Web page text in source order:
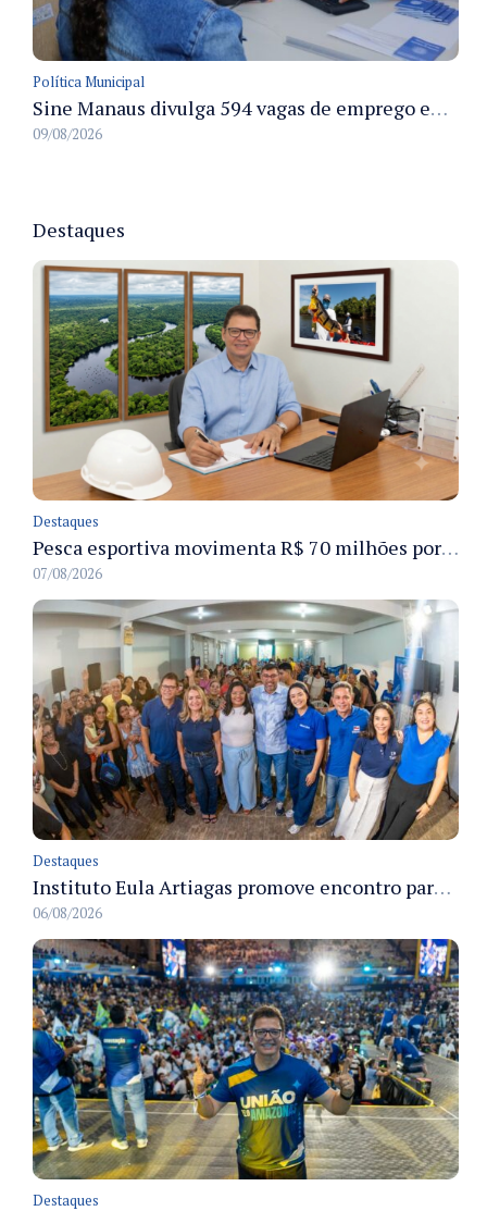
Política Municipal
Sine Manaus divulga 594 vagas de emprego em Manaus com atendimento presencial nesta segunda-feira
09/08/2026
Destaques
Destaques
Pesca esportiva movimenta R$ 70 milhões por ano e ganha espaço na economia sustentável do Amazonas
07/08/2026
Destaques
Instituto Eula Artiagas promove encontro para discutir melhorias para o bairro Petrópolis
06/08/2026
Destaques